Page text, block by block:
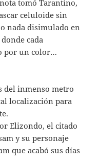
tomó Tarantino,
celuloide sin
nada disimulado en
cada
por un color…
del inmenso metro
localización para
Elizondo, el citado
y su personaje
que acabó sus días